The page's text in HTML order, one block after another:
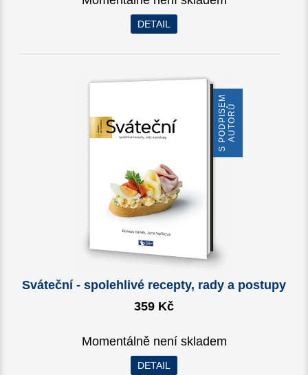
DETAIL
S
P
O
D
P
I
S
E
M
A
U
T
O
RŮ
Sváteční - spolehlivé recepty, rady a postupy
359 Kč
Momentálně není skladem
DETAIL